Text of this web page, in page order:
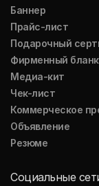
Баннер
Прайс-лист
Подарочный
Фирменный бланк
Медиа-кит
Чек-лист
Коммерческое
Объявление
Резюме
Социальные